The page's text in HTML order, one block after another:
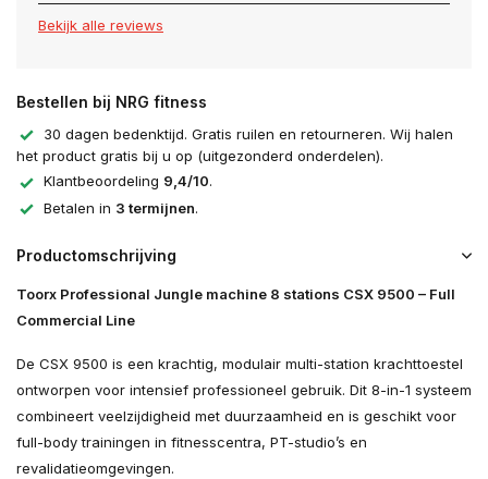
Bekijk alle reviews
Bestellen bij NRG fitness
30 dagen bedenktijd. Gratis ruilen en retourneren. Wij halen
het product gratis bij u op (uitgezonderd onderdelen).
Klantbeoordeling 9,4/10.
Betalen in 3 termijnen.
Productomschrijving
Toorx Professional Jungle machine 8 stations CSX 9500 – Full
Commercial Line
De CSX 9500 is een krachtig, modulair multi-station krachttoestel
ontworpen voor intensief professioneel gebruik. Dit 8-in-1 systeem
combineert veelzijdigheid met duurzaamheid en is geschikt voor
full-body trainingen in fitnesscentra, PT-studio’s en
revalidatieomgevingen.